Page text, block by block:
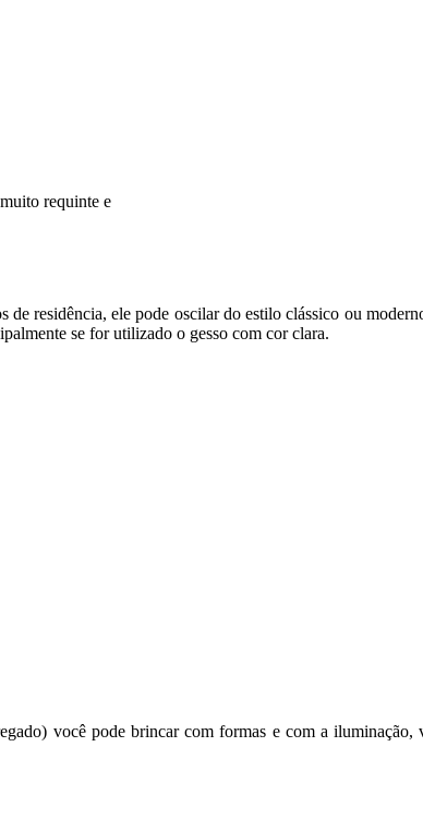
requinte e
residência, ele pode oscilar do estilo clássico ou
se for utilizado o gesso com cor clara.
você pode brincar com formas e com a